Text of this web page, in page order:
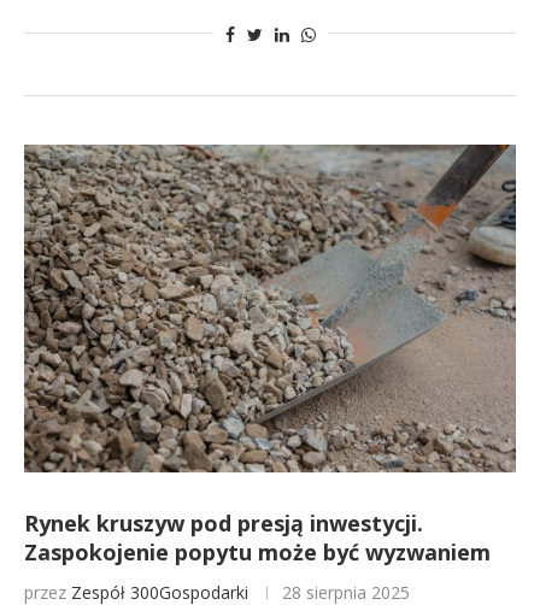
Rynek kruszyw pod presją inwestycji.
Zaspokojenie popytu może być wyzwaniem
przez Zespół 300Gospodarki 28 sierpnia 2025